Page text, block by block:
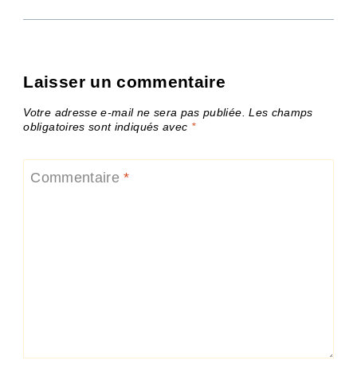
Laisser un commentaire
Votre adresse e-mail ne sera pas publiée. Les champs
obligatoires sont indiqués avec *
Commentaire*